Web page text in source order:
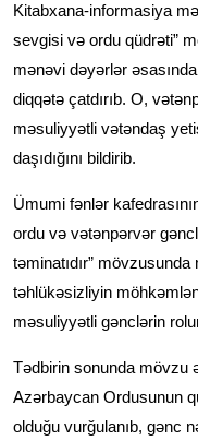
Kitabxana-informasiya
sevgisi və ordu qüdrəti”
mənəvi dəyərlər
diqqətə çatdırıb. O,
məsuliyyətli vətəndaş
daşıdığını bildirib.
Ümumi fənlər
ordu və vətənpərvər
təminatıdır”
təhlükəsizliyin
məsuliyyətli gənclərin
Tədbirin sonunda mövzu
Azərbaycan Ordusunun
olduğu vurğulanıb, gənc